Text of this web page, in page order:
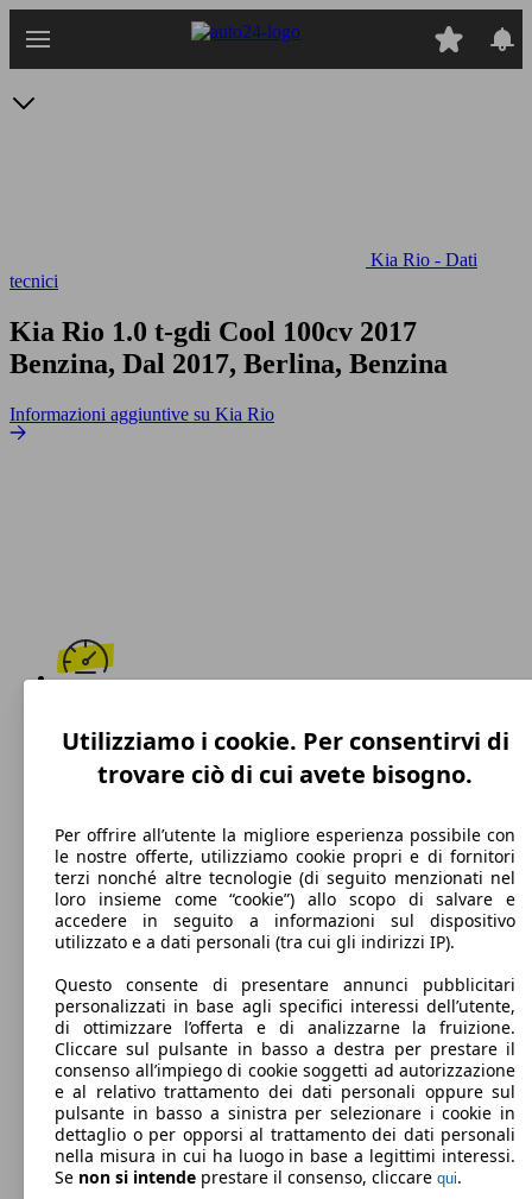
Kia Rio - Dati
tecnici
Kia Rio 1.0 t-gdi Cool 100cv 2017
Benzina, Dal 2017, Berlina, Benzina
Informazioni aggiuntive su Kia Rio
Benzina
Carburante
102 g/km
Emissioni di CO2 (combinato)*
Ø 4.5 l/100km
Utilizziamo i cookie. Per consentirvi di
trovare ciò di cui avete bisogno.
Per offrire all’utente la migliore esperienza possibile con
le nostre offerte, utilizziamo cookie propri e di fornitori
terzi nonché altre tecnologie (di seguito menzionati nel
loro insieme come “cookie”) allo scopo di salvare e
accedere in seguito a informazioni sul dispositivo
utilizzato e a dati personali (tra cui gli indirizzi IP).
Questo consente di presentare annunci pubblicitari
personalizzati in base agli specifici interessi dell’utente,
di ottimizzare l’offerta e di analizzarne la fruizione.
Cliccare sul pulsante in basso a destra per prestare il
consenso all’impiego di cookie soggetti ad autorizzazione
e al relativo trattamento dei dati personali oppure sul
pulsante in basso a sinistra per selezionare i cookie in
dettaglio o per opporsi al trattamento dei dati personali
nella misura in cui ha luogo in base a legittimi interessi.
Se non si intende prestare il consenso, cliccare qui.